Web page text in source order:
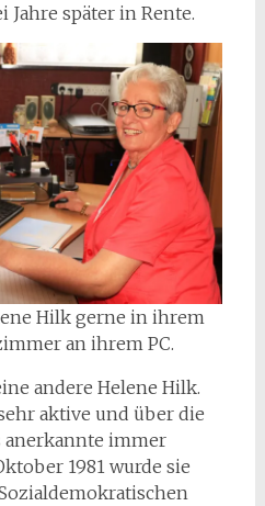
später in Rente.
Hilk gerne in ihrem
an ihrem PC.
andere Helene Hilk.
aktive und über die
anerkannte immer
1981 wurde sie